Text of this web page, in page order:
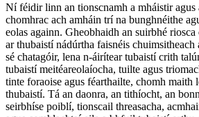
Ní féidir linn an tionscnamh a mháistir agus
chomhrac ach amháin trí na bunghnéithe
eolas againn. Gheobhaidh an suirbhé
ar thubaistí nádúrtha faisnéis chuimsitheach
sé chatagóir, lena n-áirítear tubaistí crith
tubaistí meitéareolaíocha, tuilte agus
tinte foraoise agus féarthailte, chomh maith
thubaistí. Tá an daonra, an tithíocht, an
seirbhíse poiblí, tionscail threasacha,